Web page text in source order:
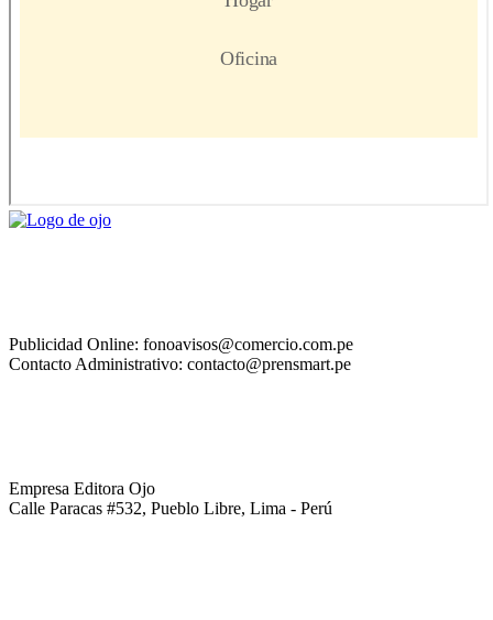
Publicidad Online: fonoavisos@comercio.com.pe
Contacto Administrativo: contacto@prensmart.pe
Empresa Editora Ojo
Calle Paracas #532, Pueblo Libre, Lima - Perú